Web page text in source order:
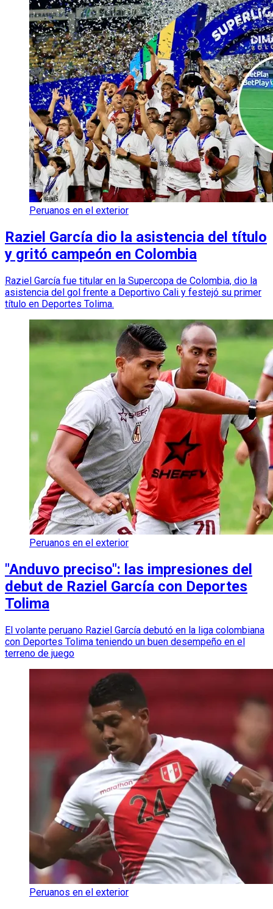
Peruanos en el exterior
Raziel García dio la asistencia del título
y gritó campeón en Colombia
Raziel García fue titular en la Supercopa de Colombia, dio la
asistencia del gol frente a Deportivo Cali y festejó su primer
título en Deportes Tolima.
Peruanos en el exterior
"Anduvo preciso": las impresiones del
debut de Raziel García con Deportes
Tolima
El volante peruano Raziel García debutó en la liga colombiana
con Deportes Tolima teniendo un buen desempeño en el
terreno de juego
Peruanos en el exterior